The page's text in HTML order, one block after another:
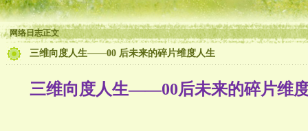
网络日志正文
三维向度人生——00 后未来的碎片维度人生
三维向度人生——00后未来的碎片维